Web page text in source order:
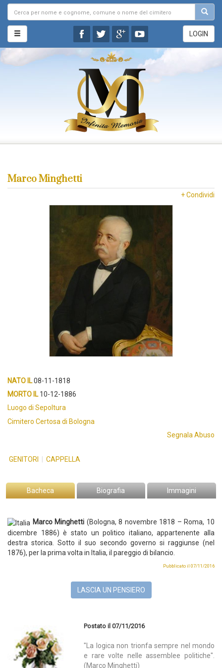
LOGIN
Marco Minghetti
+ Condividi
NATO IL08-11-1818
MORTO IL10-12-1886
Luogo di Sepoltura
Cimitero Certosa di Bologna
Segnala Abuso
GENITORI CAPPELLA
Bacheca Biografia Immagini
Marco Minghetti (Bologna, 8 novembre 1818 – Roma, 10
dicembre 1886) è stato un politico italiano, appartenente alla
destra storica. Sotto il suo secondo governo si raggiunse (nel
1876), per la prima volta in Italia, il pareggio di bilancio.
Pubblicato il 07/11/2016
LASCIA UN PENSIERO
Postato il 07/11/2016
"La logica non trionfa sempre nel mondo
e rare volte nelle assemblee politiche".
(Marco Minghetti)